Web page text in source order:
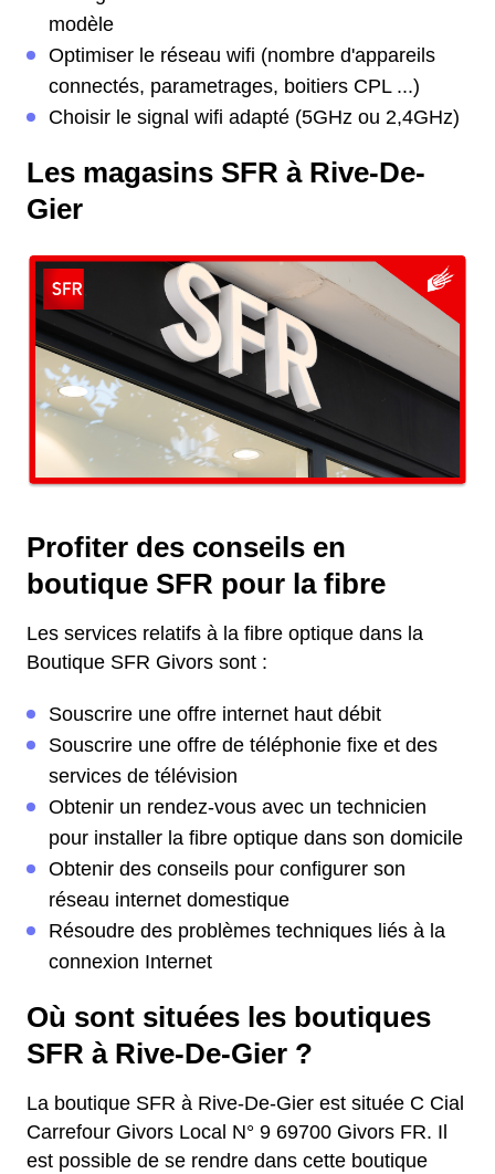
modèle
Optimiser le réseau wifi (nombre d'appareils
connectés, parametrages, boitiers CPL ...)
Choisir le signal wifi adapté (5GHz ou 2,4GHz)
Les magasins SFR à Rive-De-
Gier
Profiter des conseils en
boutique SFR pour la fibre
Les services relatifs à la fibre optique dans la
Boutique SFR Givors sont :
Souscrire une offre internet haut débit
Souscrire une offre de téléphonie fixe et des
services de télévision
Obtenir un rendez-vous avec un technicien
pour installer la fibre optique dans son domicile
Obtenir des conseils pour configurer son
réseau internet domestique
Résoudre des problèmes techniques liés à la
connexion Internet
Où sont situées les boutiques
SFR à Rive-De-Gier ?
La boutique SFR à Rive-De-Gier est située C Cial
Carrefour Givors Local N° 9 69700 Givors FR. Il
est possible de se rendre dans cette boutique